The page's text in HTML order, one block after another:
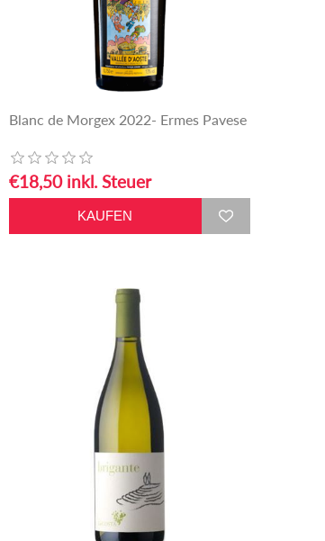
Blanc de Morgex 2022- Ermes Pavese
€18,50 inkl. Steuer